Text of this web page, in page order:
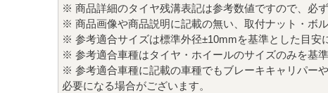
※ 商品詳細のタイヤ残溝表記は参考数値ですので、必
※ 商品画像や商品説明に記載の無い、取付ナット・ボ
※ 参考適合サイズは標準外径±10mmを基準とした目安
※ 参考適合車種はタイヤ・ホイールのサイズのみを基
※ 参考適合車種に記載の車種でもブレーキキャリパー
必要になる場合がございます。